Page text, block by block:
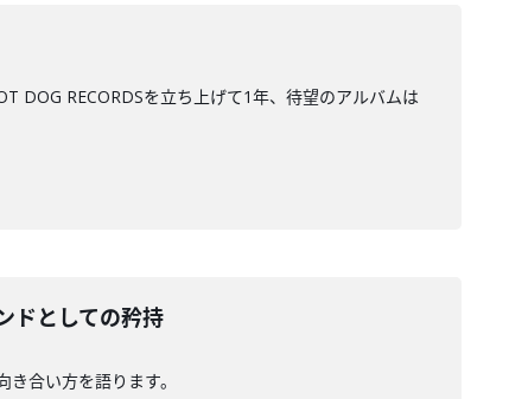
DOG RECORDSを立ち上げて1年、待望のアルバムは
ドとしての矜持
合い方を語ります。